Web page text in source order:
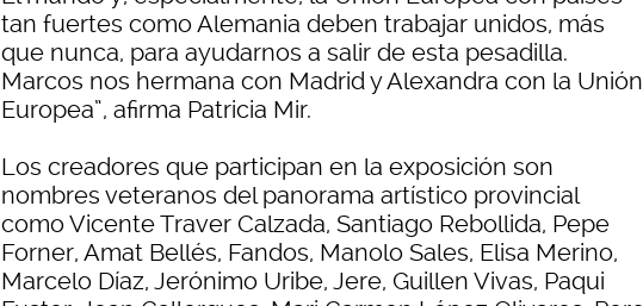
tan fuertes como Alemania deben trabajar unidos, más
que nunca, para ayudarnos a salir de esta pesadilla.
Marcos nos hermana con Madrid y Alexandra con la Unión
Europea”, afirma Patricia Mir.
Los creadores que participan en la exposición son
nombres veteranos del panorama artístico provincial
como Vicente Traver Calzada, Santiago Rebollida, Pepe
Forner, Amat Bellés, Fandos, Manolo Sales, Elisa Merino,
Marcelo Díaz, Jerónimo Uribe, Jere, Guillen Vivas, Paqui